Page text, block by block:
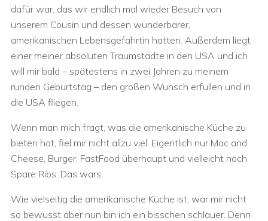
dafür war, das wir endlich mal wieder Besuch von
unserem Cousin und dessen wunderbarer,
amerikanischen Lebensgefährtin hatten. Außerdem liegt
einer meiner absoluten Traumstädte in den USA und ich
will mir bald – spätestens in zwei Jahren zu meinem
runden Geburtstag – den großen Wunsch erfüllen und in
die USA fliegen.
Wenn man mich fragt, was die amerikanische Küche zu
bieten hat, fiel mir nicht allzu viel. Eigentlich nur Mac and
Cheese, Burger, FastFood überhaupt und vielleicht noch
Spare Ribs. Das wars.
Wie vielseitig die amerikanische Küche ist, war mir nicht
so bewusst aber nun bin ich ein bisschen schlauer. Denn